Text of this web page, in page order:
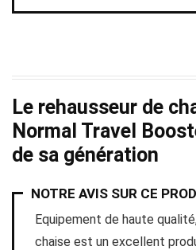
Le rehausseur de
Normal Travel
de sa génération
NOTRE AVIS SUR CE
Equipement de haute
chaise est un excellent